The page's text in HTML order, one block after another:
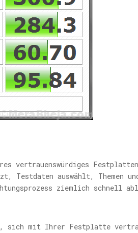
vertrauenswürdiges
Testdaten auswählt, Themen
ziemlich schnell
sich mit Ihrer Festplatte